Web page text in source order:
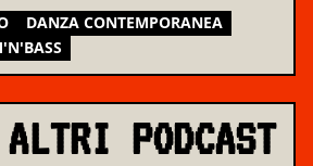
DANZA CONTEMPORANEA
ALTRI PODCAST